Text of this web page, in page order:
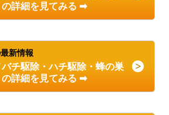
詳細を見てみる ➡
新情報
バチ駆除・ハチ駆除・蜂の巣
の詳細を見てみる ➡